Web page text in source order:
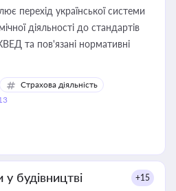
перехід української системи
діяльності до стандартів
та пов'язані нормативні
Страхова діяльність
будівництві +15